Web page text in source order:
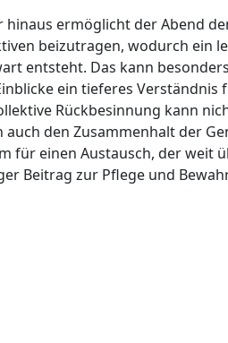
hinaus ermöglicht der Abend
beizutragen, wodurch ein
entsteht. Das kann
ein tieferes
Rückbesinnung kann
auch den Zusammenhalt der
für einen Austausch, der weit
Beitrag zur Pflege und